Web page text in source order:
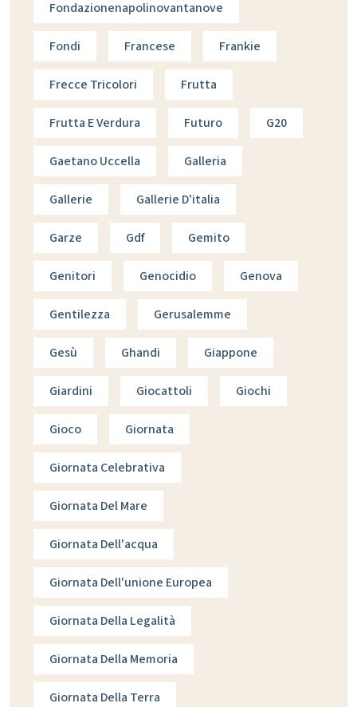
Fondazionenapolinovantanove
Fondi Francese Frankie
Frecce Tricolori Frutta
Frutta E Verdura Futuro G20
Gaetano Uccella Galleria
Gallerie Gallerie D'italia
Garze Gdf Gemito
Genitori Genocidio Genova
Gentilezza Gerusalemme
Gesù Ghandi Giappone
Giardini Giocattoli Giochi
Gioco Giornata
Giornata Celebrativa
Giornata Del Mare
Giornata Dell'acqua
Giornata Dell'unione Europea
Giornata Della Legalità
Giornata Della Memoria
Giornata Della Terra